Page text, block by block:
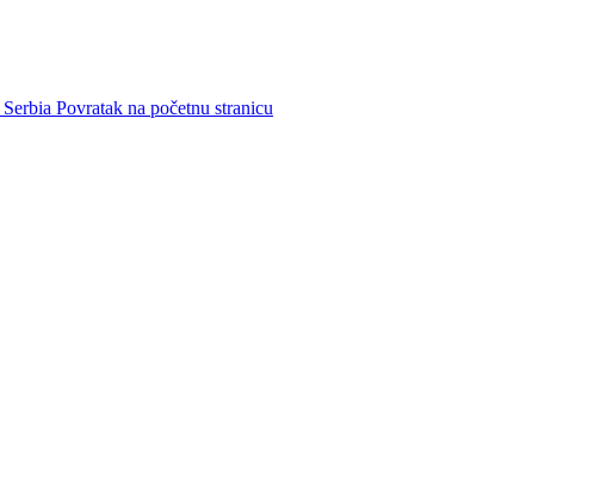
Serbia Povratak na početnu stranicu